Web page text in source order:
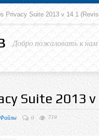
Privacy Suite 2013 v 14.1
Добро пожаловать к
Suite 2013
Файлы 0 719